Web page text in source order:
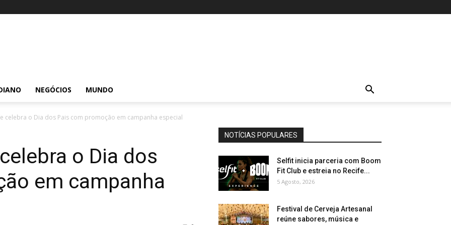
NEGÓCIOS MUNDO
celebra o Dia dos Pais com promoção em campanha especial
o Dia dos
em campanha
NOTÍCIAS POPULARES
Selfit inicia parceria com Boom
Fit Club e estreia no Recife...
5 Agosto, 2026
Festival de Cerveja Artesanal
reúne sabores, música e